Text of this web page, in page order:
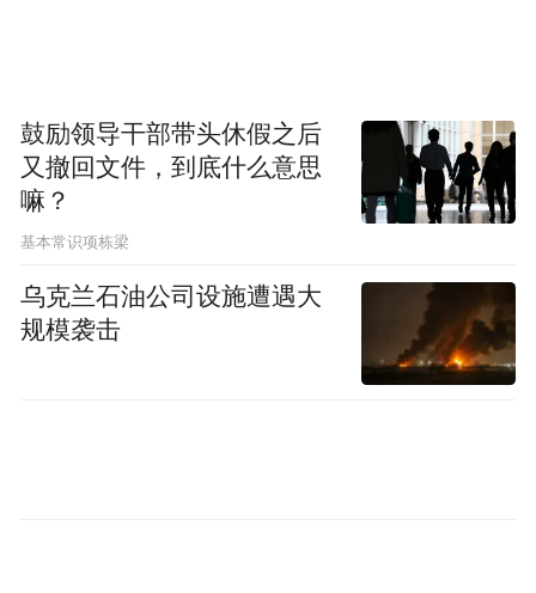
3.利用信息通信技术提升公共服务水平。
推
动利用数字技术应对疫情、自然灾害等突发
公共事件的经验分享与合作，利用数字技术
提升文化教育、环境保护、城市规划、社区
管理、医疗健康等公共服务水平。
鼓励领导干部带头休假之后
又撤回文件，到底什么意思
嘛？
基本常识项栋梁
乌克兰石油公司设施遭遇大
规模袭击